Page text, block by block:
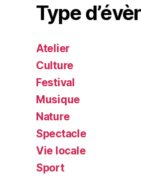
Type
Atelier
Culture
Festival
Musique
Nature
Spectacle
Vie locale
Sport